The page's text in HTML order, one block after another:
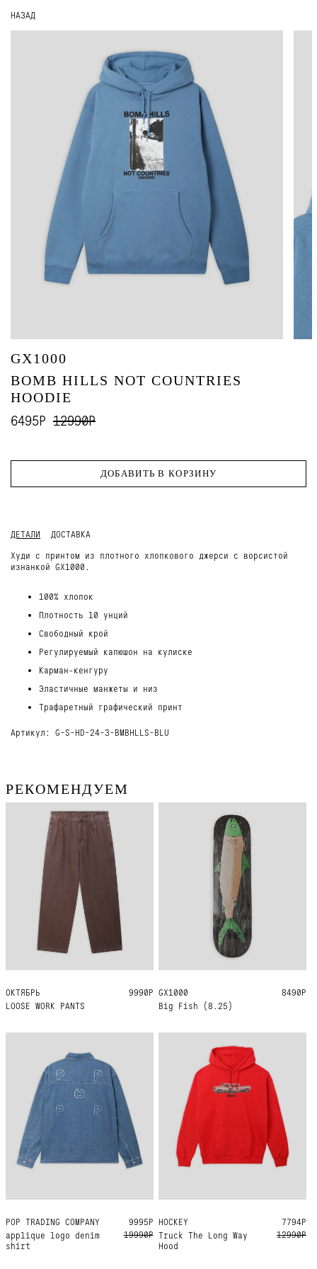
НАЗАД
GX1000
BOMB HILLS NOT COUNTRIES
HOODIE
6495Р 12990Р
ДОБАВИТЬ В КОРЗИНУ
ДЕТАЛИ
ДОСТАВКА
Худи с принтом из плотного хлопкового джерси с ворсистой
изнанкой GX1000.
100% хлопок
Плотность 10 унций
Свободный крой
Регулируемый капюшон на кулиске
Карман-кенгуру
Эластичные манжеты и низ
Трафаретный графический принт
Артикул: G-S-HD-24-3-BMBHLLS-BLU
РЕКОМЕНДУЕМ
ОКТЯБРЬ
LOOSE WORK PANTS
34 30 28 9990Р GX1000
Big Fish (8.25)
8.25 8490Р
POP TRADING COMPANY
applique logo denim
shirt
M
9995Р
19990Р
HOCKEY
Truck The Long Way
Hood
M L XL
7794Р
12990Р